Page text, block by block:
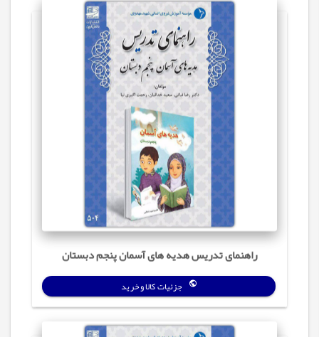
راهنمای تدریس هدیه های آسمان پنجم دبستان
جزئیات کالا و خرید